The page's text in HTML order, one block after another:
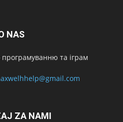
NAS
та іграм
ZA NAMI